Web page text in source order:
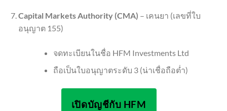
Capital Markets Authority (CMA) – เคนยา (เลขที่ใบ
อนุญาต 155)
จดทะเบียนในชื่อ HFM Investments Ltd
ถือเป็นใบอนุญาตระดับ 3 (น่าเชื่อถือต่ำ)
เปิดบัญชีกับ HFM